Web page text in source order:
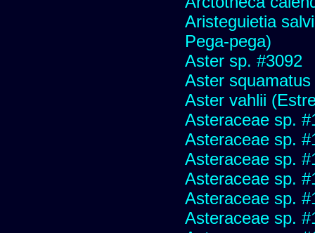
Aristeguietia
Pega-pega)
Aster sp. #3092
Aster squamatus
Aster vahlii
Asteraceae sp.
Asteraceae sp.
Asteraceae sp.
Asteraceae sp.
Asteraceae sp.
Asteraceae sp.